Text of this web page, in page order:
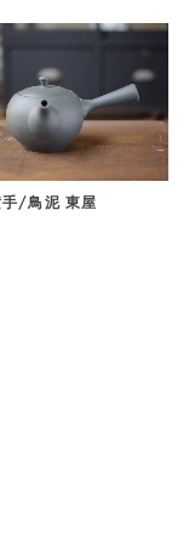
手/鳥泥 東屋